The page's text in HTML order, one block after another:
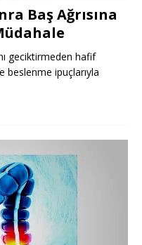
Baş Ağrısına
geciktirmeden hafif
beslenme ipuçlarıyla